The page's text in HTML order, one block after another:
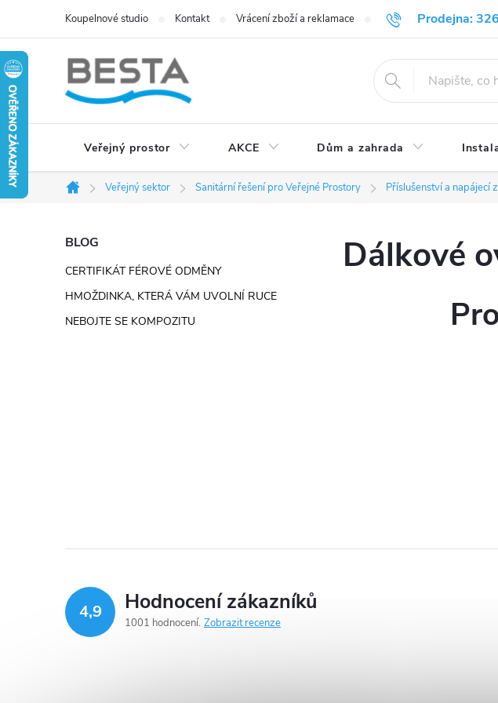
obsah
Prodejna:
Koupelnové studio Kontakt Vrácení zboží a reklamace Blog Obchodní
Veřejný prostor AKCE Dům a zahrada
Domů
Veřejný sektor Sanitární řešení pro Veřejné Prostory Příslušenství a napájecí
P
o
s
p
a
BLOG
CERTIFIKÁT FÉROVÉ ODMĚNY
HMOŽDINKA, KTERÁ VÁM UVOLNÍ RUCE
NEBOJTE SE KOMPOZITU
Dálkové
4,9 Hodnocení zákazníků
1001 hodnocení Zobrazit recenze